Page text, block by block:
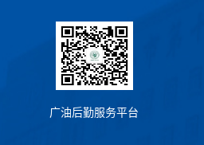
广油后勤服务平台